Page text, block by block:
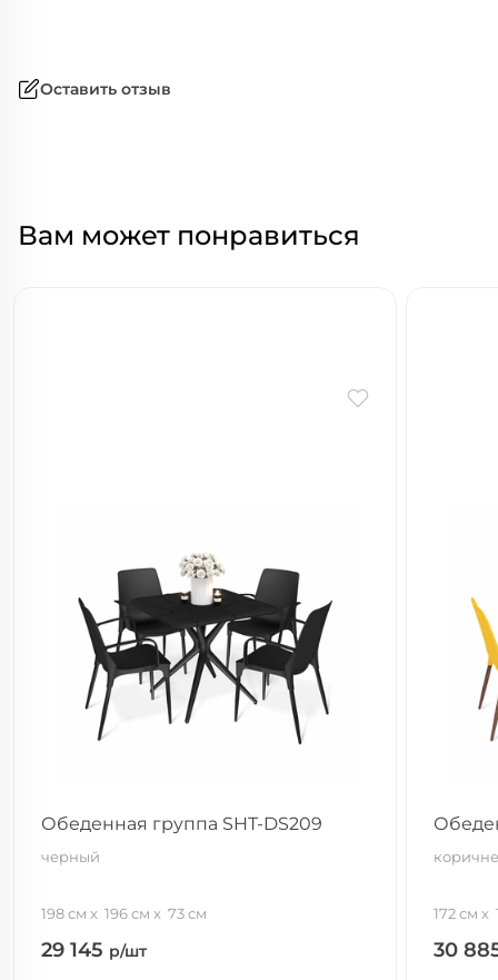
Оставить отзыв
Вам может понравиться
Обеденная группа SHT-DS209
черный
198 см 196 см 73 см
29 145 р/шт
172 см
30